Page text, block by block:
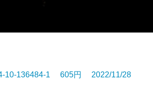
10-136484-1 605円 2022/11/28